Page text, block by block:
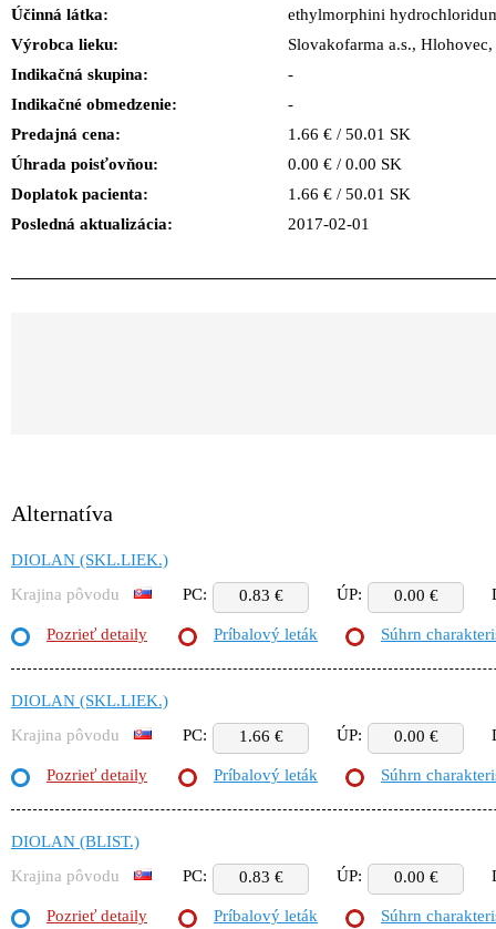
Účinná látka:
ethylmorphini
Výrobca lieku:
Slovakofarma a.s.,
Indikačná skupina:
-
Indikačné obmedzenie:
-
Predajná cena:
1.66 € / 50.01 SK
Úhrada poisťovňou:
0.00 € / 0.00 SK
Doplatok pacienta:
1.66 € / 50.01 SK
Posledná aktualizácia:
2017-02-01
Alternatíva
DIOLAN (SKL.LIEK.)
Krajina pôvodu
PC: 0.83 € ÚP: 0.00 €
Pozrieť detaily Príbalový leták Súhrn
DIOLAN (SKL.LIEK.)
Krajina pôvodu
PC: 1.66 € ÚP: 0.00 €
Pozrieť detaily Príbalový leták Súhrn
DIOLAN (BLIST.)
Krajina pôvodu
PC: 0.83 € ÚP: 0.00 €
Pozrieť detaily Príbalový leták Súhrn